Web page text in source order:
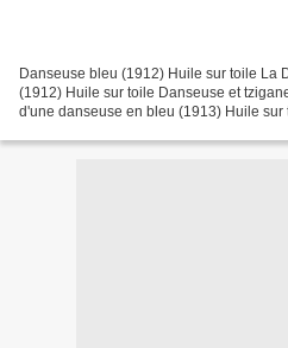
Danseuse bleu (1912) Huile sur toile La
(1912) Huile sur toile Danseuse et
d'une danseuse en bleu (1913) Huile